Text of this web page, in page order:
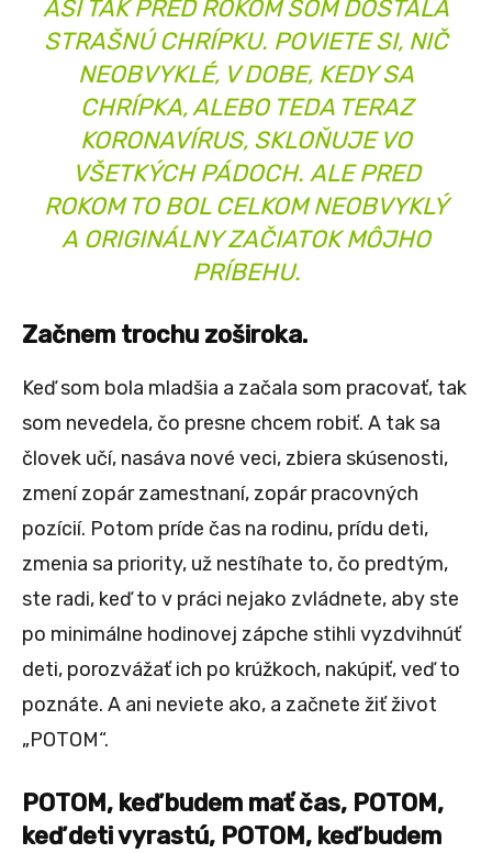
ASI TAK PRED ROKOM SOM DOSTALA
STRAŠNÚ CHRÍPKU. POVIETE SI, NIČ
NEOBVYKLÉ, V DOBE, KEDY SA
CHRÍPKA, ALEBO TEDA TERAZ
KORONAVÍRUS, SKLOŇUJE VO
VŠETKÝCH PÁDOCH. ALE PRED
ROKOM TO BOL CELKOM NEOBVYKLÝ
A ORIGINÁLNY ZAČIATOK MÔJHO
PRÍBEHU.
Začnem trochu zoširoka.
Keď som bola mladšia a začala som pracovať, tak
som nevedela, čo presne chcem robiť. A tak sa
človek učí, nasáva nové veci, zbiera skúsenosti,
zmení zopár zamestnaní, zopár pracovných
pozícií. Potom príde čas na rodinu, prídu deti,
zmenia sa priority, už nestíhate to, čo predtým,
ste radi, keď to v práci nejako zvládnete, aby ste
po minimálne hodinovej zápche stihli vyzdvihnúť
deti, porozvážať ich po krúžkoch, nakúpiť, veď to
poznáte. A ani neviete ako, a začnete žiť život
„POTOM“.
POTOM, keď budem mať čas, POTOM,
keď deti vyrastú, POTOM, keď budem